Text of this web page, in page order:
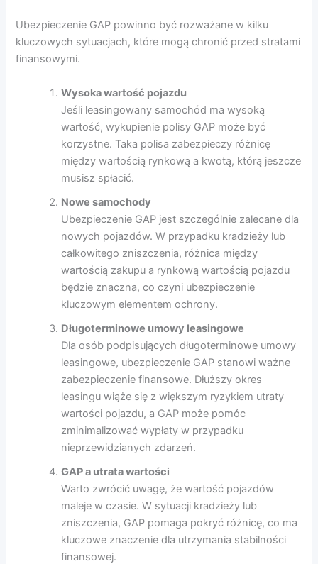
Ubezpieczenie GAP powinno być rozważane w kilku
kluczowych sytuacjach, które mogą chronić przed stratami
finansowymi.
Wysoka wartość pojazdu
Jeśli leasingowany samochód ma wysoką
wartość, wykupienie polisy GAP może być
korzystne. Taka polisa zabezpieczy różnicę
między wartością rynkową a kwotą, którą jeszcze
musisz spłacić.
Nowe samochody
Ubezpieczenie GAP jest szczególnie zalecane dla
nowych pojazdów. W przypadku kradzieży lub
całkowitego zniszczenia, różnica między
wartością zakupu a rynkową wartością pojazdu
będzie znaczna, co czyni ubezpieczenie
kluczowym elementem ochrony.
Długoterminowe umowy leasingowe
Dla osób podpisujących długoterminowe umowy
leasingowe, ubezpieczenie GAP stanowi ważne
zabezpieczenie finansowe. Dłuższy okres
leasingu wiąże się z większym ryzykiem utraty
wartości pojazdu, a GAP może pomóc
zminimalizować wypłaty w przypadku
nieprzewidzianych zdarzeń.
GAP a utrata wartości
Warto zwrócić uwagę, że wartość pojazdów
maleje w czasie. W sytuacji kradzieży lub
zniszczenia, GAP pomaga pokryć różnicę, co ma
kluczowe znaczenie dla utrzymania stabilności
finansowej.